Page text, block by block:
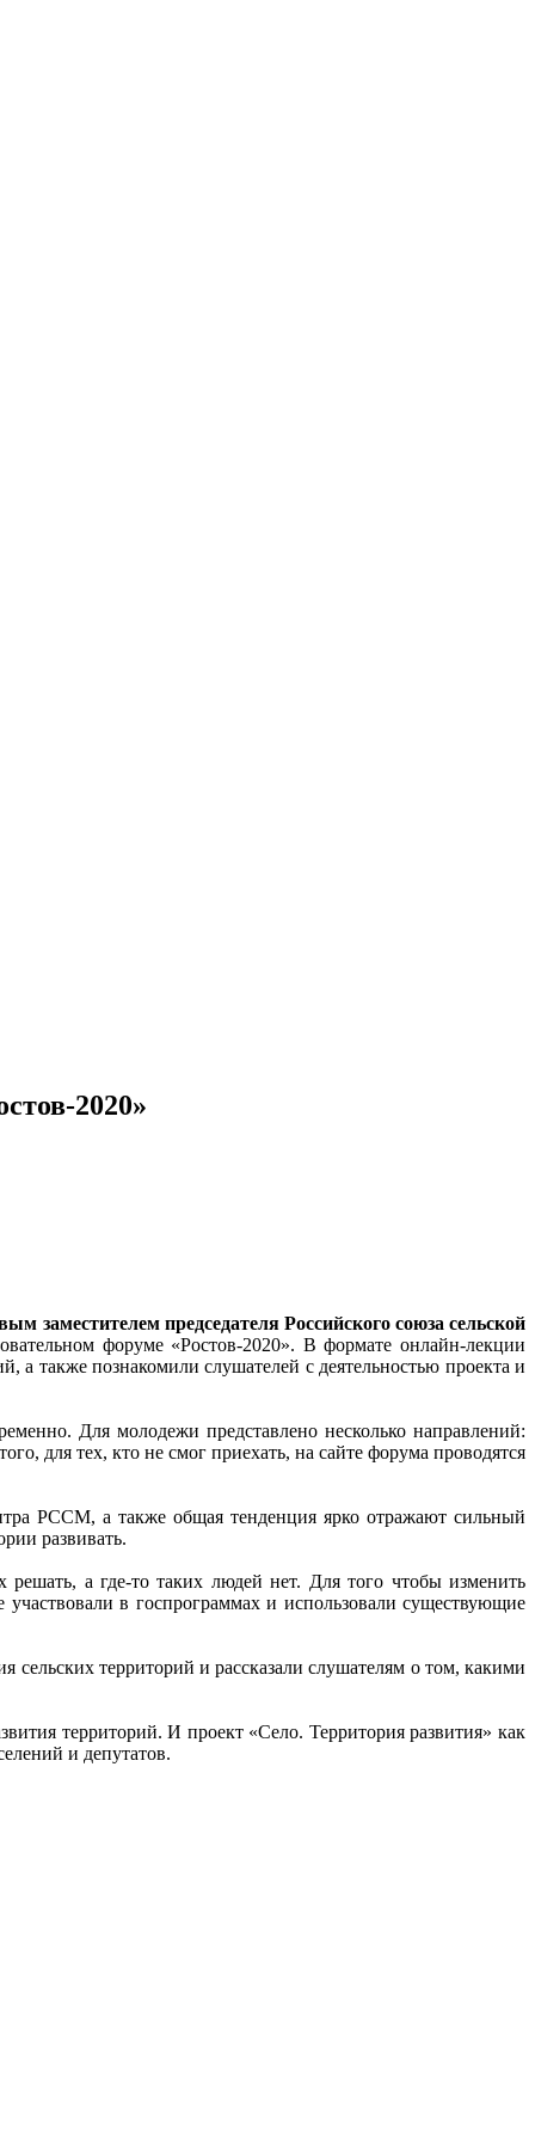
2020»
заместителем председателя Российского союза сельской
форуме «Ростов-2020». В формате онлайн-лекции
а также познакомили слушателей с деятельностью проекта и
Для молодежи представлено несколько направлений:
для тех, кто не смог приехать, на сайте форума проводятся
РССМ, а также общая тенденция ярко отражают сильный
развивать.
а где-то таких людей нет. Для того чтобы изменить
в госпрограммах и использовали существующие
территорий и рассказали слушателям о том, какими
территорий. И проект «Село. Территория развития» как
и депутатов.